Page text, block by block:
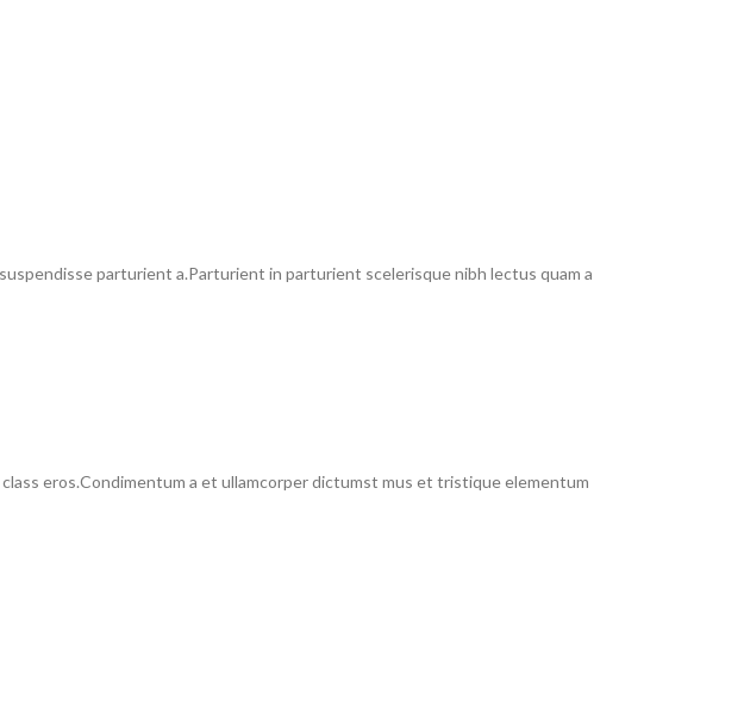
parturient a.Parturient in parturient scelerisque nibh lectus quam a
eros.Condimentum a et ullamcorper dictumst mus et tristique elementum